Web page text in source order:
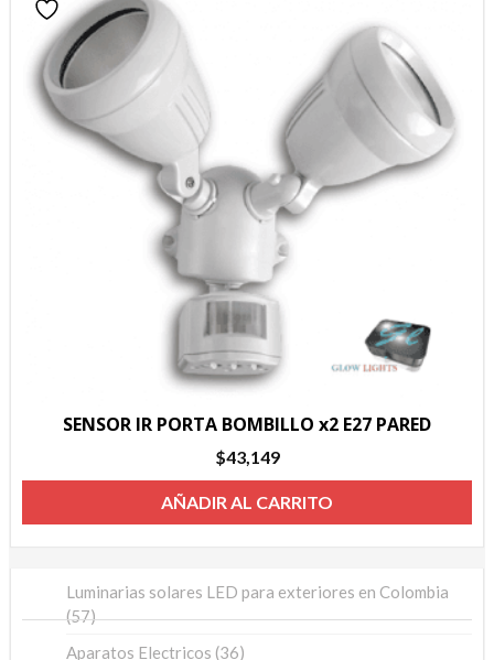
SENSOR IR PORTA BOMBILLO x2 E27 PARED
$43,149
AÑADIR AL CARRITO
Luminarias solares LED para exteriores en Colombia
5757
Aparatos Electricos 3636